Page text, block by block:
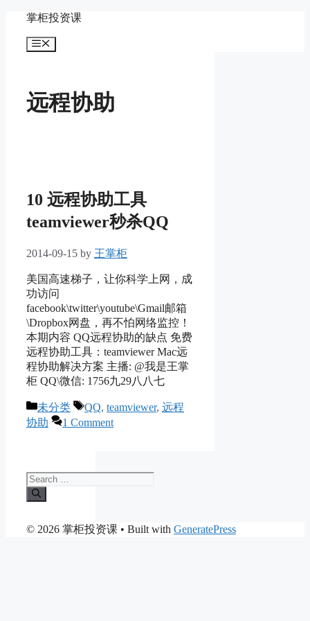
content
掌柜投资课
Menu
远程协助
10 远程协助工具
teamviewer秒杀QQ
2014-09-15 by 王掌柜
美国高速梯子，让你科学上网，成
功访问
facebook\twitter\youtube\Gmail邮箱
\Dropbox网盘，再不怕网络监控！
本期内容 QQ远程协助的缺点 免费
远程协助工具：teamviewer Mac远
程协助解决方案 主播: @我是王掌
柜 QQ\微信: 1756九29八八七
Categories
未分类 Tags
QQ, teamviewer, 远程
协助
1 Comment
Search
for:
© 2026 掌柜投资课 • Built with GeneratePress